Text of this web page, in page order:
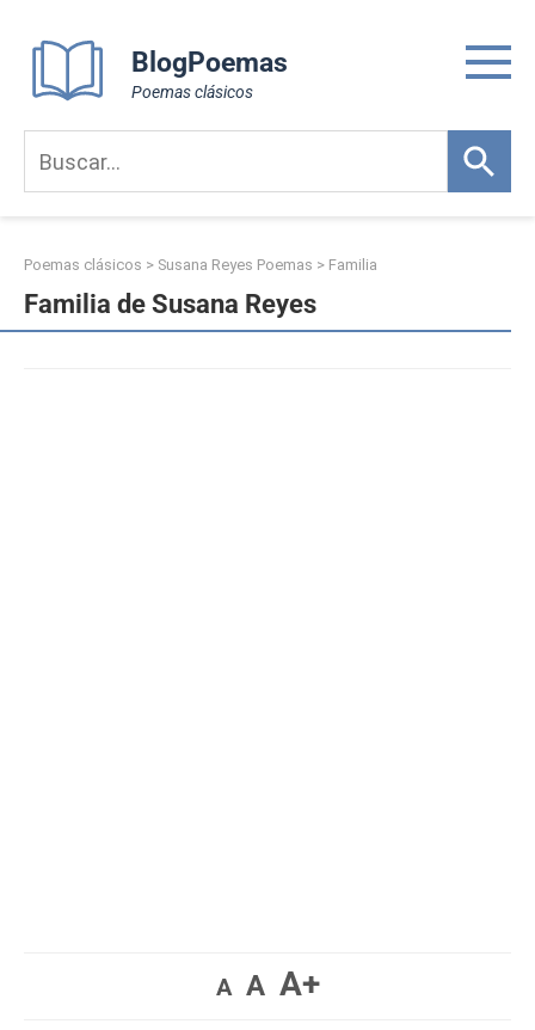
content
BlogPoemas
Poemas clásicos
Poemas clásicos > Susana Reyes Poemas > Familia
Familia de Susana Reyes
A A A+